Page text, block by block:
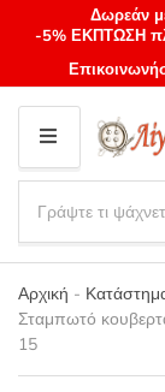
Δωρεάν
-5% ΕΚΠΤΩΣΗ
M
E
N
U
Category
name
a
r
c
h
p
r
Αρχική -
Σταμπωτό
15